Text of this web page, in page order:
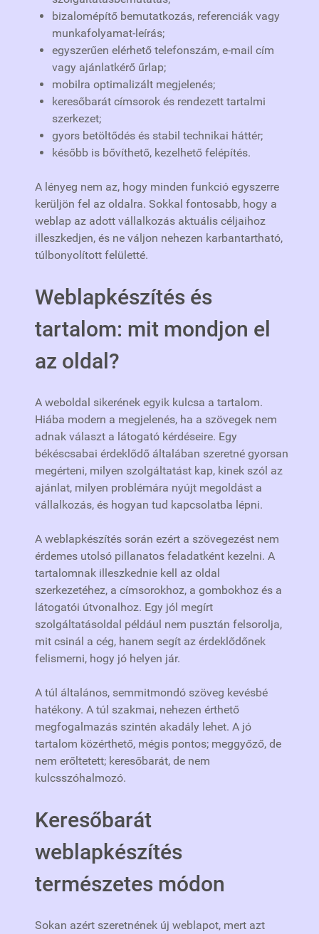
bizalomépítő bemutatkozás, referenciák vagy
munkafolyamat-leírás;
egyszerűen elérhető telefonszám, e-mail cím
vagy ajánlatkérő űrlap;
mobilra optimalizált megjelenés;
keresőbarát címsorok és rendezett tartalmi
szerkezet;
gyors betöltődés és stabil technikai háttér;
később is bővíthető, kezelhető felépítés.
A lényeg nem az, hogy minden funkció egyszerre
kerüljön fel az oldalra. Sokkal fontosabb, hogy a
weblap az adott vállalkozás aktuális céljaihoz
illeszkedjen, és ne váljon nehezen karbantartható,
túlbonyolított felületté.
Weblapkészítés és
tartalom: mit mondjon el
az oldal?
A weboldal sikerének egyik kulcsa a tartalom.
Hiába modern a megjelenés, ha a szövegek nem
adnak választ a látogató kérdéseire. Egy
békéscsabai érdeklődő általában szeretné gyorsan
megérteni, milyen szolgáltatást kap, kinek szól az
ajánlat, milyen problémára nyújt megoldást a
vállalkozás, és hogyan tud kapcsolatba lépni.
A weblapkészítés során ezért a szövegezést nem
érdemes utolsó pillanatos feladatként kezelni. A
tartalomnak illeszkednie kell az oldal
szerkezetéhez, a címsorokhoz, a gombokhoz és a
látogatói útvonalhoz. Egy jól megírt
szolgáltatásoldal például nem pusztán felsorolja,
mit csinál a cég, hanem segít az érdeklődőnek
felismerni, hogy jó helyen jár.
A túl általános, semmitmondó szöveg kevésbé
hatékony. A túl szakmai, nehezen érthető
megfogalmazás szintén akadály lehet. A jó
tartalom közérthető, mégis pontos; meggyőző, de
nem erőltetett; keresőbarát, de nem
kulcsszóhalmozó.
Keresőbarát
weblapkészítés
természetes módon
Sokan azért szeretnének új weblapot, mert azt